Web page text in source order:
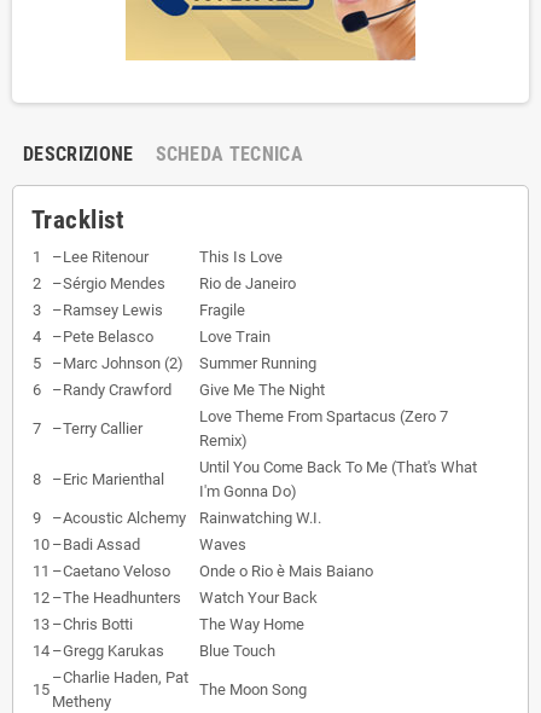
DESCRIZIONE SCHEDA TECNICA
Tracklist
1 –Lee Ritenour
This Is Love
2
–Sérgio Mendes
Rio de Janeiro
3
–Ramsey Lewis
Fragile
4
–Pete Belasco
Love Train
5
–Marc Johnson (2)
Summer Running
6
–Randy Crawford Give Me The Night
7 –Terry Callier
Love Theme From Spartacus (Zero 7
Remix)
8 –Eric Marienthal
Until You Come Back To Me (That's What
I'm Gonna Do)
9
–Acoustic Alchemy
Rainwatching W.I.
10 –Badi Assad
Waves
11 –Caetano Veloso
Onde o Rio è Mais Baiano
12 –The Headhunters
Watch Your Back
13 –Chris Botti
The Way Home
14 –Gregg Karukas Blue Touch
15
–Charlie Haden, Pat
Metheny
The Moon Song